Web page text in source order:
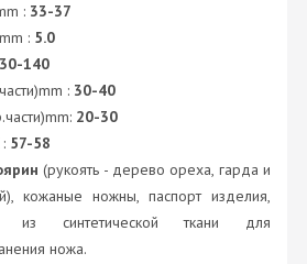
: 33-37
: 5.0
140
: 30-40
20-30
57-58
(рукоять - дерево ореха, гарда и
кожаные ножны, паспорт изделия,
из синтетической ткани для
ножа.